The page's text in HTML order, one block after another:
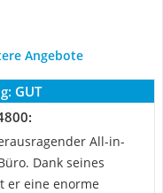
Angebote
GUT
All-in-
Dank seines
er eine enorme